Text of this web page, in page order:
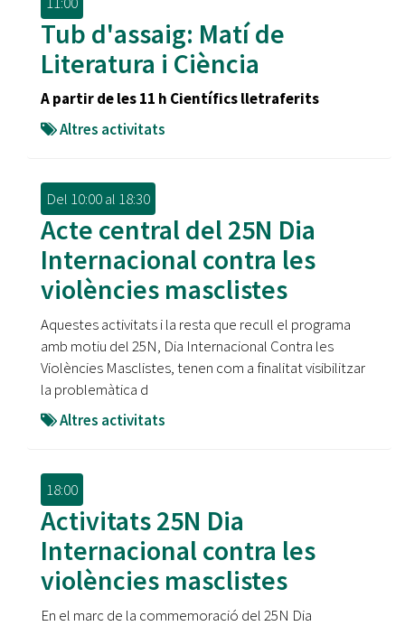
Tub d'assaig: Matí de
Literatura i Ciència
A partir de les 11 h Científics lletraferits
Altres activitats
Del 10:00al 18:30
Acte central del 25N Dia
Internacional contra les
violències masclistes
Aquestes activitats i la resta que recull el programa
amb motiu del 25N, Dia Internacional Contra les
Violències Masclistes, tenen com a finalitat visibilitzar
la problemàtica d
Altres activitats
18:00
Activitats 25N Dia
Internacional contra les
violències masclistes
En el marc de la commemoració del 25N Dia